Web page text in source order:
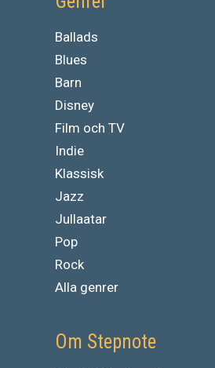
Ballads
Blues
Barn
Disney
Film och TV
Indie
Klassisk
Jazz
Jullaatar
Pop
Rock
Alla genrer
Om Stepnote